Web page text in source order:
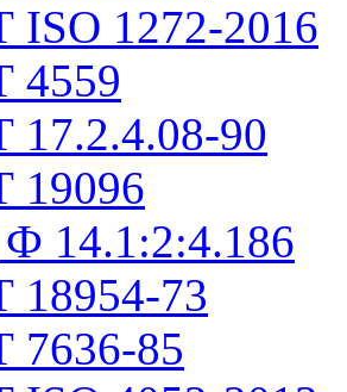
1272-2016
4559
90
19096
14.1:2:4.186
73
7636-85